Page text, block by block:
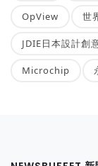
OpView 世
JDIE日本設計創
Microchip